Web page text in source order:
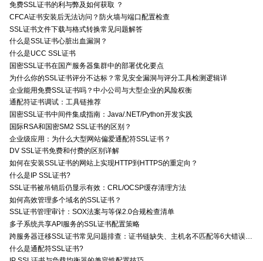
免费SSL证书的利与弊及如何获取 ？
CFCA证书安装后无法访问？防火墙与端口配置检查
SSL证书文件下载与格式转换常见问题解答
什么是SSL证书心脏出血漏洞？
什么是UCC SSL证书
国密SSL证书在国产服务器集群中的部署优化要点
为什么你的SSL证书评分不达标？常见安全漏洞与评分工具检测逻辑详
企业能用免费SSL证书吗？中小公司与大型企业的风险权衡
通配符证书调试：工具链推荐
国密SSL证书中间件集成指南：Java/.NET/Python开发实践
国际RSA和国密SM2 SSL证书的区别？
企业级应用：为什么大型网站偏爱通配符SSL证书？
DV SSL证书免费和付费的区别详解
如何在安装SSL证书的网站上实现HTTP到HTTPS的重定向？
什么是IP SSL证书?
SSL证书被吊销后仍显示有效：CRL/OCSP缓存清理方法
如何高效管理多个域名的SSL证书？
SSL证书管理审计：SOX法案与等保2.0合规检查清单
多子系统共享API服务的SSL证书配置策略
跨服务器迁移SSL证书常见问题排查：证书链缺失、主机名不匹配等6大错误解决方案
什么是通配符SSL证书?